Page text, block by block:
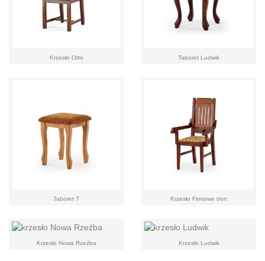
Krzesło Otto Taboret Ludwik
Taboret T Krzesło Firmowe tron
Krzesło Nowa Rzeźba Krzesło Ludwik